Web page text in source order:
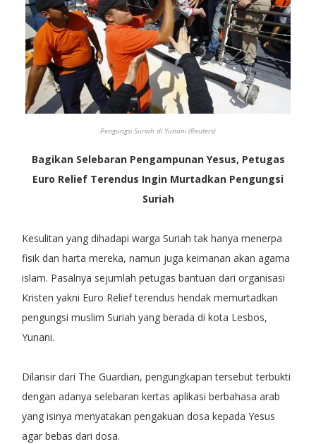
Pengungsi Suriah di Yunani (Reuters)
Bagikan Selebaran Pengampunan Yesus, Petugas
Euro Relief Terendus Ingin Murtadkan Pengungsi
Suriah
Kesulitan yang dihadapi warga Suriah tak hanya menerpa
fisik dan harta mereka, namun juga keimanan akan agama
islam. Pasalnya sejumlah petugas bantuan dari organisasi
Kristen yakni Euro Relief terendus hendak memurtadkan
pengungsi muslim Suriah yang berada di kota Lesbos,
Yunani.
Dilansir dari The Guardian, pengungkapan tersebut terbukti
dengan adanya selebaran kertas aplikasi berbahasa arab
yang isinya menyatakan pengakuan dosa kepada Yesus
agar bebas dari dosa.